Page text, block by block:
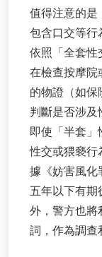
值得注意的是
包含口交等行
依照「全套性
在檢查按摩院
的物證（如
判斷是否涉及
即使「半套
性交或猥褻行
據《妨害風化
五年以下有期
外，警方也將
詞，作為調查